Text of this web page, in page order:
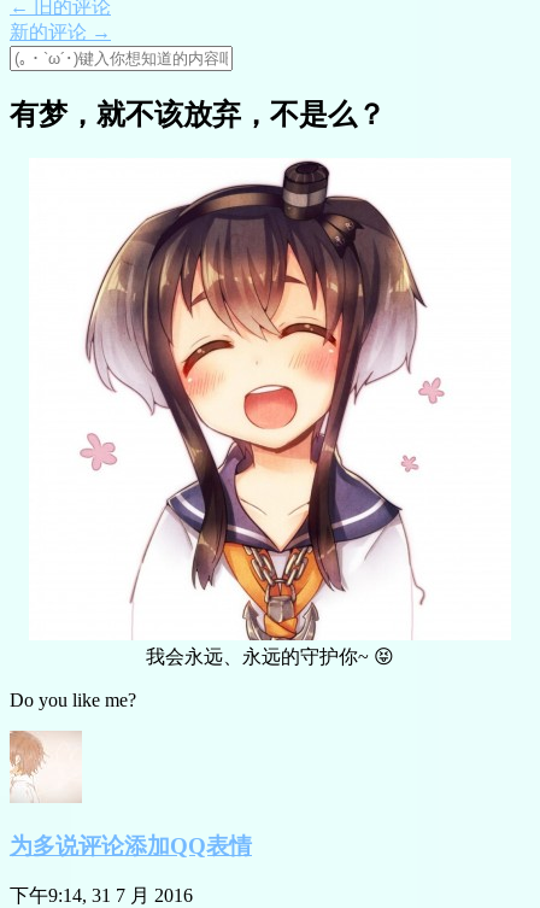
← 旧的评论
新的评论 →
有梦，就不该放弃，不是么？
我会永远、永远的守护你~ 😝
Do you like me?
为多说评论添加QQ表情
下午9:14, 31 7 月 2016